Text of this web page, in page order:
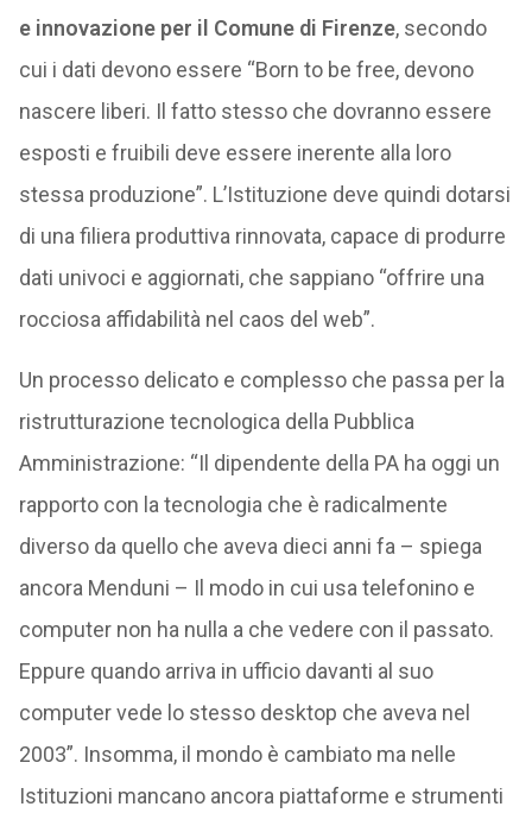
e innovazione per il Comune di Firenze, secondo
cui i dati devono essere “Born to be free, devono
nascere liberi. Il fatto stesso che dovranno essere
esposti e fruibili deve essere inerente alla loro
stessa produzione”. L’Istituzione deve quindi dotarsi
di una filiera produttiva rinnovata, capace di produrre
dati univoci e aggiornati, che sappiano “offrire una
rocciosa affidabilità nel caos del web”.
Un processo delicato e complesso che passa per la
ristrutturazione tecnologica della Pubblica
Amministrazione: “Il dipendente della PA ha oggi un
rapporto con la tecnologia che è radicalmente
diverso da quello che aveva dieci anni fa – spiega
ancora Menduni – Il modo in cui usa telefonino e
computer non ha nulla a che vedere con il passato.
Eppure quando arriva in ufficio davanti al suo
computer vede lo stesso desktop che aveva nel
2003”. Insomma, il mondo è cambiato ma nelle
Istituzioni mancano ancora piattaforme e strumenti